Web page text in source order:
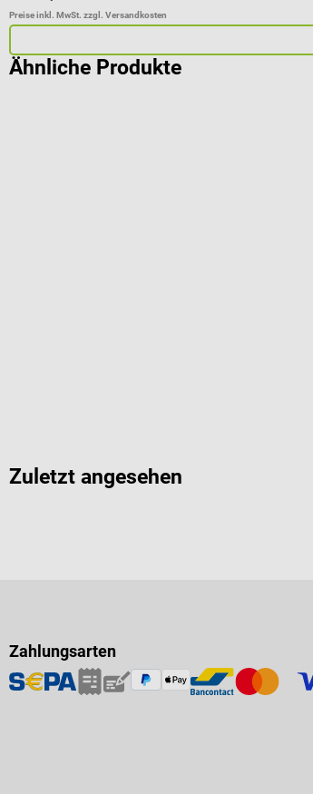
Preise inkl. MwSt. zzgl. Versandkosten
Ähnliche Produkte
Zuletzt angesehen
Zahlungsarten